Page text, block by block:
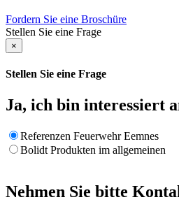
Fordern Sie eine Broschüre
Stellen Sie eine Frage
×
Stellen Sie eine Frage
Ja, ich bin interessiert
Referenzen Feuerwehr Eemnes
Bolidt Produkten im allgemeinen
Nehmen Sie bitte